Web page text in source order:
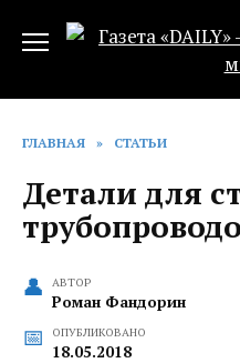
ГЛАВНАЯ » СТАТЬИ
Детали для
АВТОР
Роман Фандорин
ОПУБЛИКОВАНО
18.05.2018